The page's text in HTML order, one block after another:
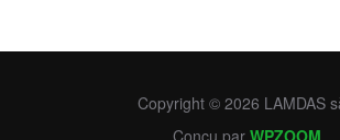
Copyright © 2026 LAMDAS
Conçu par WPZOOM